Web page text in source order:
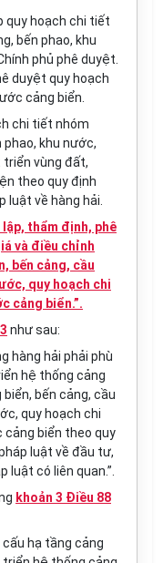
quy hoạch chi tiết
bến phao, khu
phủ phê duyệt.
duyệt quy hoạch
cảng biển.
chi tiết nhóm
phao, khu nước,
vùng đất,
theo quy định
luật về hàng hải.
thẩm định, phê
và điều chỉnh
bến cảng, cầu
quy hoạch chi
cảng biển.”.
như sau:
hàng hải phải phù
hệ thống cảng
bến cảng, cầu
quy hoạch chi
cảng biển theo quy
luật về đầu tư,
luật có liên quan.”.
khoản 3 Điều 88
hạ tầng cảng